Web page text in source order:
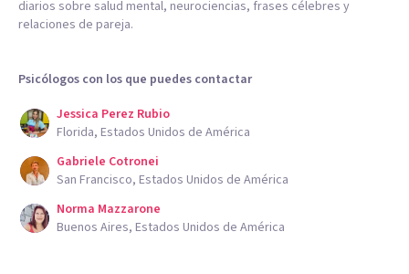
diarios sobre salud mental, neurociencias, frases célebres y
relaciones de pareja.
Psicólogos con los que puedes contactar
Jessica Perez Rubio
Florida, Estados Unidos de América
Gabriele Cotronei
San Francisco, Estados Unidos de América
Norma Mazzarone
Buenos Aires, Estados Unidos de América